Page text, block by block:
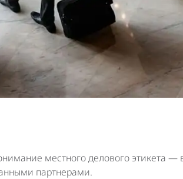
местного делового этикета
партнерами.